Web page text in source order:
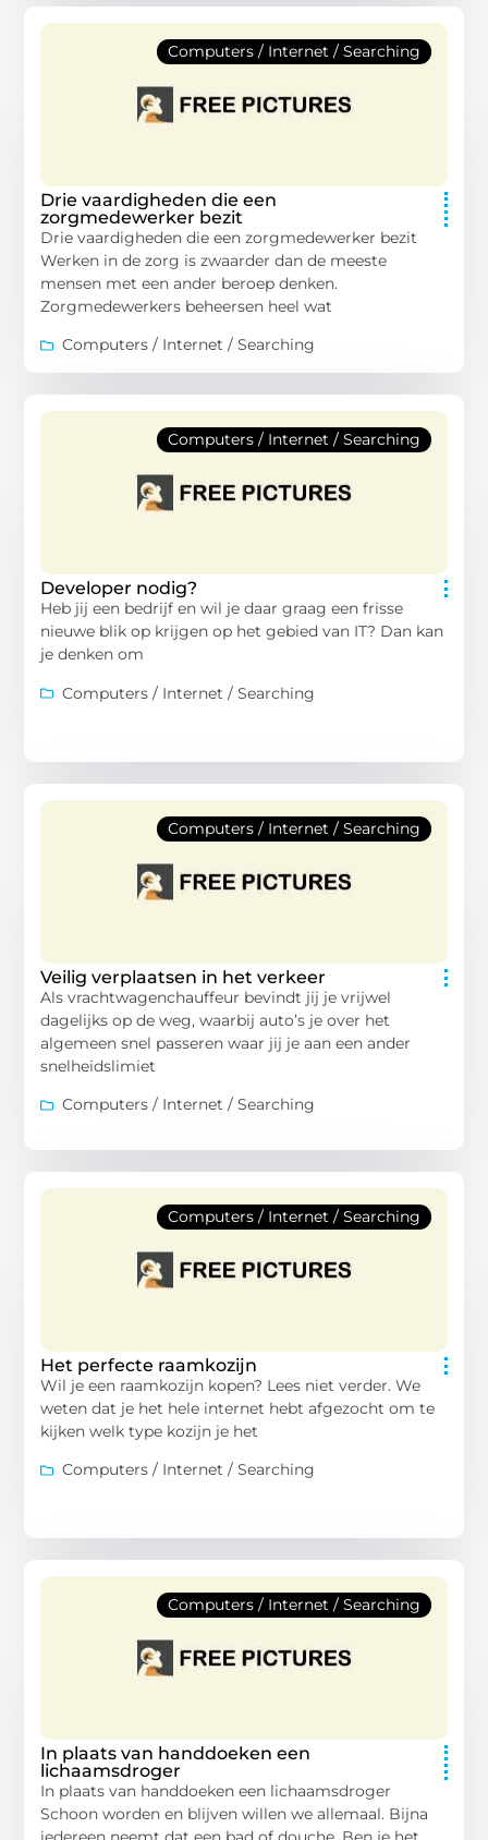
Computers / Internet / Searching
Drie vaardigheden die een
zorgmedewerker bezit
Drie vaardigheden die een zorgmedewerker bezit
Werken in de zorg is zwaarder dan de meeste
mensen met een ander beroep denken.
Zorgmedewerkers beheersen heel wat
Computers / Internet / Searching
Computers / Internet / Searching
Developer nodig?
Heb jij een bedrijf en wil je daar graag een frisse
nieuwe blik op krijgen op het gebied van IT? Dan kan
je denken om
Computers / Internet / Searching
Computers / Internet / Searching
Veilig verplaatsen in het verkeer
Als vrachtwagenchauffeur bevindt jij je vrijwel
dagelijks op de weg, waarbij auto’s je over het
algemeen snel passeren waar jij je aan een ander
snelheidslimiet
Computers / Internet / Searching
Computers / Internet / Searching
Het perfecte raamkozijn
Wil je een raamkozijn kopen? Lees niet verder. We
weten dat je het hele internet hebt afgezocht om te
kijken welk type kozijn je het
Computers / Internet / Searching
Computers / Internet / Searching
In plaats van handdoeken een
lichaamsdroger
In plaats van handdoeken een lichaamsdroger
Schoon worden en blijven willen we allemaal. Bijna